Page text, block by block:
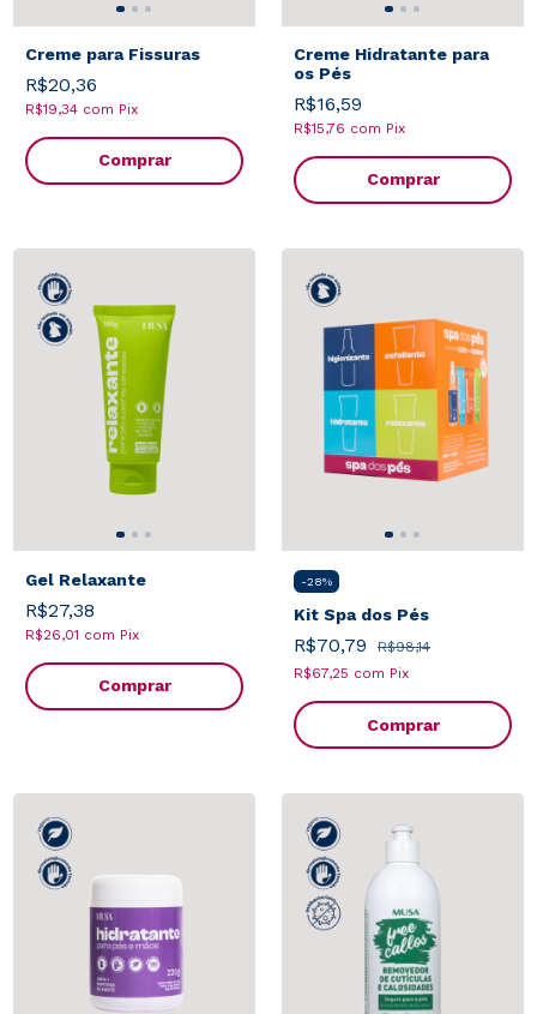
Creme para Fissuras
R$20,36
R$19,34 com Pix
Comprar
Creme Hidratante para
os Pés
R$16,59
R$15,76 com Pix
Comprar
Gel Relaxante
R$27,38
R$26,01 com Pix
Comprar
-28%
Kit Spa dos Pés
R$70,79
R$98,14
R$67,25 com Pix